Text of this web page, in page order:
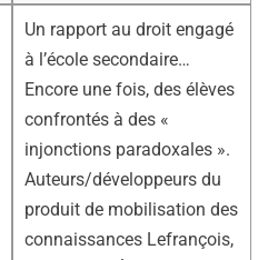
Un rapport au droit engagé
à l’école secondaire…
Encore une fois, des élèves
confrontés à des «
injonctions paradoxales ».
Auteurs/développeurs du
produit de mobilisation des
connaissances Lefrançois,